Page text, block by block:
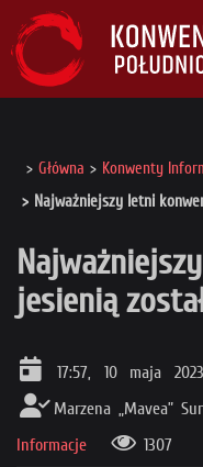
Główna
Konwenty
Najważniejszy letni
jesienią
17:57, 10 maja
Marzena „Mavea”
Informacje
1307